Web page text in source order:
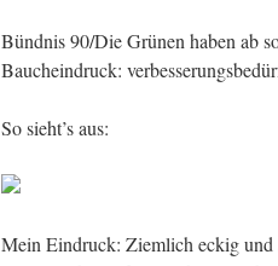
Bünd­nis 90/Die Grü­nen haben ab
Bauch­ein­druck:
So sieht’s aus:
Mein Ein­druck: Ziem­lich eckig und